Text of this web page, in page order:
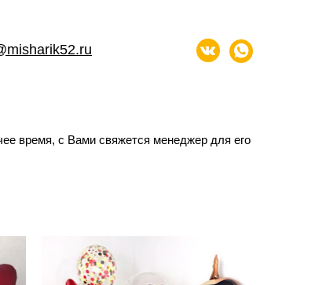
время, с Вами свяжется менеджер для его